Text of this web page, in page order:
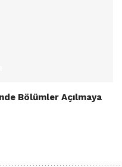
Bölümler Açılmaya